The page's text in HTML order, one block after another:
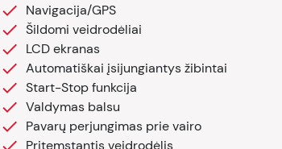
Navigacija/GPS
Šildomi veidrodėliai
LCD ekranas
Automatiškai įsijungiantys žibintai
Start-Stop funkcija
Valdymas balsu
Pavarų perjungimas prie vairo
Pritemstantis veidrodėlis